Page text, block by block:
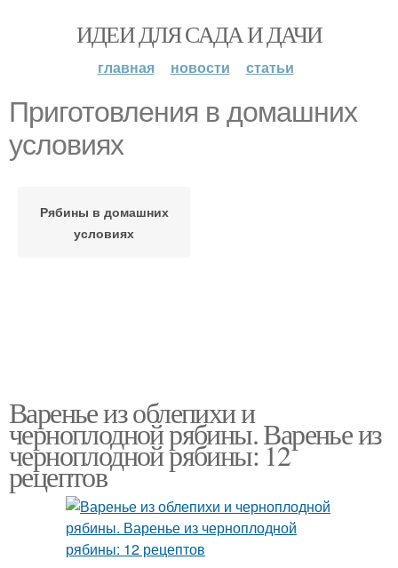
ИДЕИ ДЛЯ САДА И ДАЧИ
главная новости статьи
Приготовления в домашних
условиях
Рябины в домашних
условиях
Варенье из облепихи и
черноплодной рябины. Варенье из
черноплодной рябины: 12
рецептов